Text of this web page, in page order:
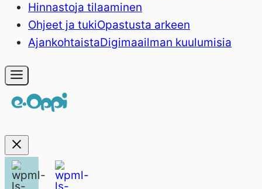
Hinnastoja tilaaminen
Ohjeet ja tukiOpastusta arkeen
AjankohtaistaDigimaailman kuulumisia